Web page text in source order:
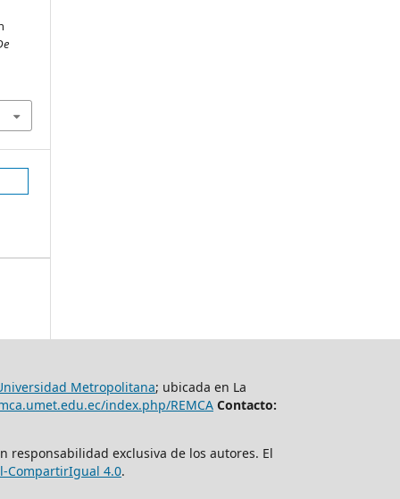
Metropolitana; ubicada en La
index.php/REMCA Contacto:
responsabilidad exclusiva de los autores. El
CompartirIgual 4.0.